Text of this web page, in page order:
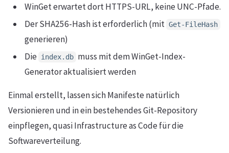
WinGet erwartet dort HTTPS-URL, keine UNC-Pfade.
Der SHA256-Hash ist erforderlich (mit Get-FileHash
generieren)
Die index.db muss mit dem WinGet-Index-
Generator aktualisiert werden
Einmal erstellt, lassen sich Manifeste natürlich
Versionieren und in ein bestehendes Git-Repository
einpflegen, quasi Infrastructure as Code für die
Softwareverteilung.